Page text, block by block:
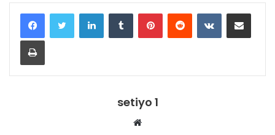
LinkedInTumblr PinterestReddit VKontakteShare via Email
Print
setiyo 1
Website